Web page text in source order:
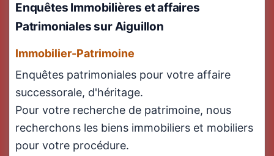
Enquêtes Immobilières et affaires
Patrimoniales sur Aiguillon
Immobilier-Patrimoine
Enquêtes patrimoniales pour votre affaire
successorale, d'héritage.
Pour votre recherche de patrimoine, nous
recherchons les biens immobiliers et mobiliers
pour votre procédure.